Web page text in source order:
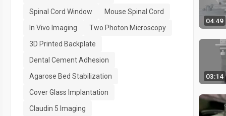
Spinal Cord Window
Mouse Spinal Cord
In Vivo Imaging
Two Photon Microscopy
3D Printed Backplate
Dental Cement Adhesion
Agarose Bed Stabilization
Cover Glass Implantation
Claudin 5 Imaging
04:49
03:14